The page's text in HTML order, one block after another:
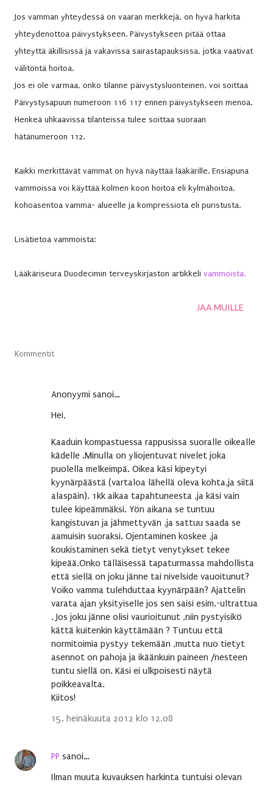
Jos vamman yhteydessä on vaaran merkkejä, on hyvä harkita
yhteydenottoa päivystykseen. Päivystykseen pitää ottaa
yhteyttä äkillisissä ja vakavissa sairastapauksissa, jotka vaativat
välitöntä hoitoa.
Jos ei ole varmaa, onko tilanne päivystysluonteinen, voi soittaa
Päivystysapuun numeroon 116 117 ennen päivystykseen menoa.
Henkeä uhkaavissa tilanteissa tulee soittaa suoraan
hätänumeroon 112.
Kaikki merkittävät vammat on hyvä näyttää lääkärille. Ensiapuna
vammoissa voi käyttää kolmen koon hoitoa eli kylmähoitoa,
kohoasentoa vamma- alueelle ja kompressiota eli puristusta.
Lisätietoa vammoista:
Lääkäriseura Duodecimin terveyskirjaston artikkeli vammoista.
JAA MUILLE
Kommentit
Anonyymi sanoi…
Hei,
Kaaduin kompastuessa rappusissa suoralle oikealle
kädelle .Minulla on yliojentuvat nivelet joka
puolella melkeimpä. Oikea käsi kipeytyi
kyynärpäästä (vartaloa lähellä oleva kohta,ja siitä
alaspäin). 1kk aikaa tapahtuneesta ,ja käsi vain
tulee kipeämmäksi. Yön aikana se tuntuu
kangistuvan ja jähmettyvän ,ja sattuu saada se
aamuisin suoraksi. Ojentaminen koskee ,ja
koukistaminen sekä tietyt venytykset tekee
kipeää.Onko tälläisessä tapaturmassa mahdollista
että siellä on joku jänne tai nivelside vauoitunut?
Voiko vamma tulehduttaa kyynärpään? Ajattelin
varata ajan yksityiselle jos sen saisi esim.-ultrattua
. Jos joku jänne olisi vaurioitunut ,niin pystyisikö
kättä kuitenkin käyttämään ? Tuntuu että
normitoimia pystyy tekemään ,mutta nuo tietyt
asennot on pahoja ja ikäänkuin paineen /nesteen
tuntu siellä on. Käsi ei ulkpoisesti näytä
poikkeavalta.
Kiitos!
15. heinäkuuta 2012 klo 12.08
PP sanoi…
Ilman muuta kuvauksen harkinta tuntuisi olevan